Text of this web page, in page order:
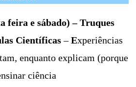
feira e sábado) – Truques
Científicas–Experiências
enquanto explicam (porque
ciência